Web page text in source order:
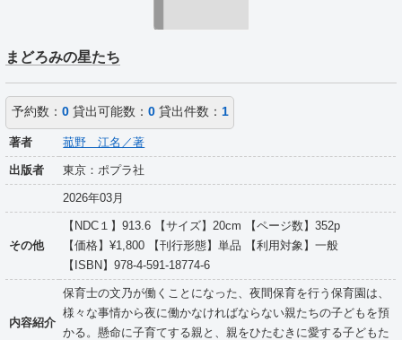
まどろみの星たち
予約数： 0貸出可能数： 0貸出件数： 1
著者 菰野 江名／著
出版者 東京：ポプラ社
2026年03月
その他
【NDC１】913.6 【サイズ】20cm 【ページ数】352p
【価格】¥1,800 【刊行形態】単品 【利用対象】一般
【ISBN】978-4-591-18774-6
内容紹介
保育士の文乃が働くことになった、夜間保育を行う保育園は、
様々な事情から夜に働かなければならない親たちの子どもを預
かる。懸命に子育てする親と、親をひたむきに愛する子どもた